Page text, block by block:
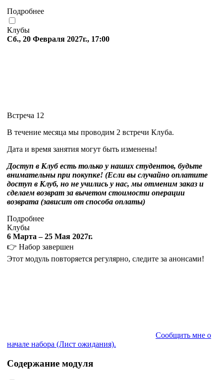
Подробнее
Клубы
Сб., 20 Февраля 2027г., 17:00
Встреча 12
В течение месяца мы проводим 2 встречи Клуба.
Дата и время занятия могут быть изменены!
Доступ в Клуб есть только у наших студентов, будьте
внимательны при покупке! (Если вы случайно оплатите
доступ в Клуб, но не учились у нас, мы отменим заказ и
сделаем возврат за вычетом стоимости операции
возврата (зависит от способа оплаты)
Подробнее
Клубы
6 Марта – 25 Мая 2027г.
👉 Набор завершен
Этот модуль повторяется регулярно, следите за анонсами!
Сообщить мне о
начале набора (Лист ожидания).
Содержание модуля